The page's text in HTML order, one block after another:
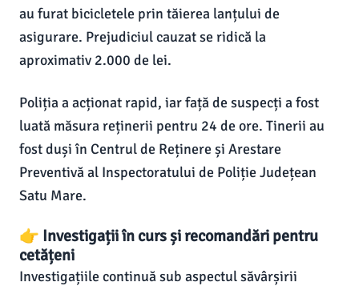
au furat bicicletele prin tăierea lanțului de
asigurare. Prejudiciul cauzat se ridică la
aproximativ 2.000 de lei.
Poliția a acționat rapid, iar față de suspecți a fost
luată măsura reținerii pentru 24 de ore. Tinerii au
fost duși în Centrul de Reținere și Arestare
Preventivă al Inspectoratului de Poliție Județean
Satu Mare.
👉 Investigații în curs și recomandări pentru
cetățeni
Investigațiile continuă sub aspectul săvârșirii